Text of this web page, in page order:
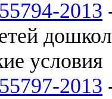
2013
условия
2013